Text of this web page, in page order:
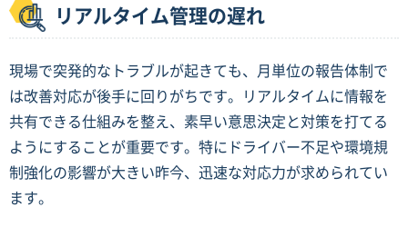
リアルタイム管理の遅れ
現場で突発的なトラブルが起きても、月単位の報告体制で
は改善対応が後手に回りがちです。リアルタイムに情報を
共有できる仕組みを整え、素早い意思決定と対策を打てる
ようにすることが重要です。特にドライバー不足や環境規
制強化の影響が大きい昨今、迅速な対応力が求められてい
ます。